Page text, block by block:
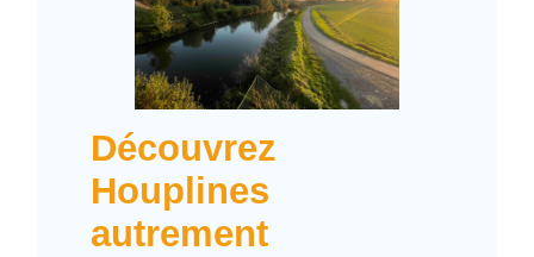
Découvrez
Houplines
autrement